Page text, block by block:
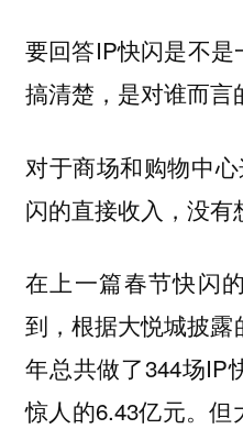
要回答IP快闪是不
搞清楚，是对谁而言
对于商场和购物中
闪的直接收入，没有
在上一篇春节快闪
到，根据大悦城披露
年总共做了344场IP
惊人的6.43亿元。